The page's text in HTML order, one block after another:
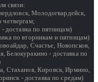
связи:
Молодогвардейск,
четвергам;
доставка по пятницам)
по вторникам и пятницам)
Счастье, Новопсков,
Белокуракино - доставка по
Стаханов, Кировск, Ирмино,
- доставка по средам)